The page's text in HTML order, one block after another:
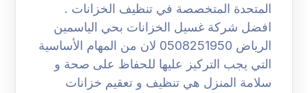
المتحدة المتخصصة في تنظيف الخزانات .
افضل شركة غسيل الخزانات بحي الياسمين
الرياض 0508251950 لان من المهام الأساسية
التي يجب التركيز عليها للحفاظ على صحة و
سلامة المنزل هي تنظيف و تعقيم خزانات